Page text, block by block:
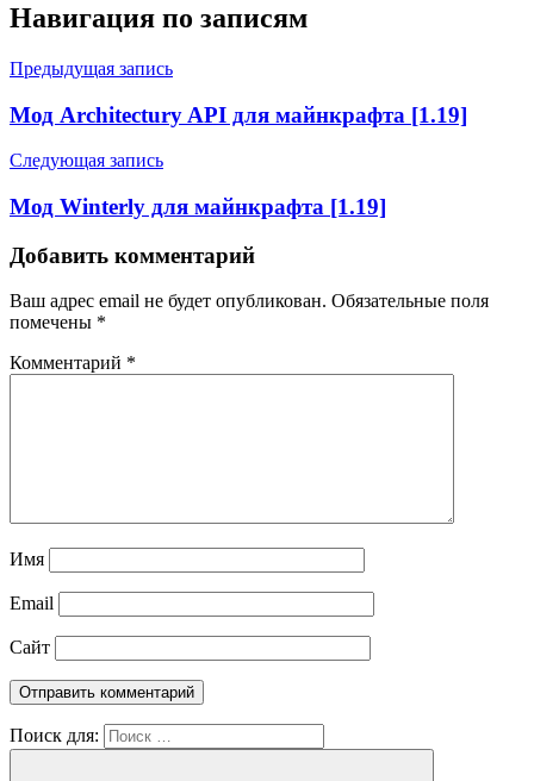
Навигация по записям
Предыдущая запись
Мод Architectury API для майнкрафта [1.19]
Следующая запись
Мод Winterly для майнкрафта [1.19]
Добавить комментарий
Ваш адрес email не будет опубликован. Обязательные поля
помечены *
Комментарий *
Имя
Email
Сайт
Поиск для: